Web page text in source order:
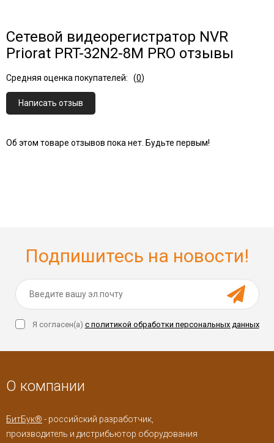
Сетевой видеорегистратор NVR
Priorat PRT-32N2-8M PRO отзывы
Средняя оценка покупателей: (0)
Написать отзыв
Об этом товаре отзывов пока нет. Будьте первым!
Подпишитесь на новости!
Я согласен(a) с политикой обработки персональных данных
О компании
БитБук® - российский разработчик,
производитель и дистрибьютор оборудования